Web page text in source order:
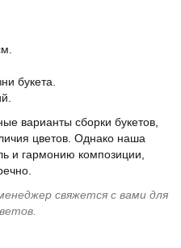
букета.
варианты сборки букетов,
цветов. Однако наша
и гармонию композиции,
свяжется с вами для